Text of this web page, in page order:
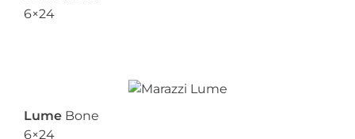
6×24
Lume Bone
6×24